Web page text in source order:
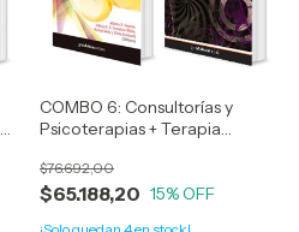
COMBO 6: Consultorías y
Psicoterapias + Terapia
$65.188,20
$76.692,00
15% OFF